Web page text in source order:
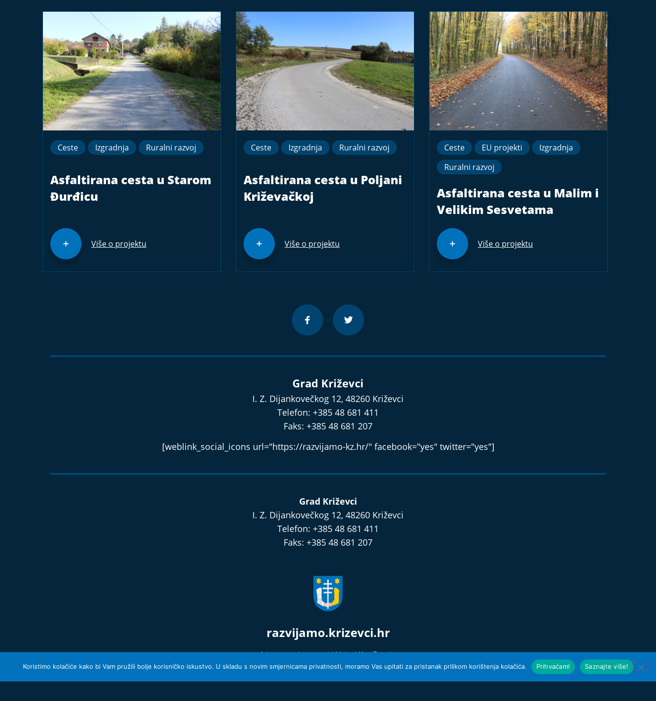
Ceste Izgradnja Ruralni razvoj
Asfaltirana cesta u Starom
Đurđicu
Više o projektu
Ceste Izgradnja Ruralni razvoj
Asfaltirana cesta u Poljani
Križevačkoj
Više o projektu
Ceste EU projekti
Izgradnja
Ruralni razvoj
Asfaltirana cesta u Malim i
Velikim Sesvetama
Više o projektu
Grad Križevci
I. Z. Dijankovečkog 12, 48260 Križevci
Telefon: +385 48 681 411
Faks: +385 48 681 207
[weblink_social_icons url="https://razvijamo-kz.hr/" facebook="yes" twitter="yes"]
Grad Križevci
I. Z. Dijankovečkog 12, 48260 Križevci
Telefon: +385 48 681 411
Faks: +385 48 681 207
razvijamo.krizevci.hr
Izjava o privatnosti i Uvjeti Korištenja
© 2026 Grad Križevci
Koristimo kolačiće kako bi Vam pružili bolje korisničko iskustvo. U skladu s novim smjernicama privatnosti, moramo Vas upitati za pristanak prilikom korištenja kolačića. Prihvaćam! Saznajte više!